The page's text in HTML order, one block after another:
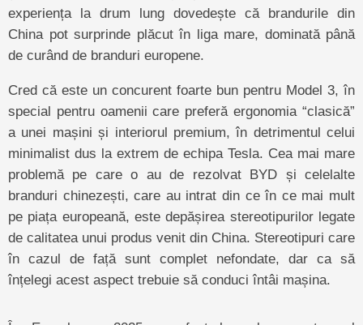
experiența la drum lung dovedește că brandurile din
China pot surprinde plăcut în liga mare, dominată până
de curând de branduri europene.
Cred că este un concurent foarte bun pentru Model 3, în
special pentru oamenii care preferă ergonomia “clasică”
a unei mașini și interiorul premium, în detrimentul celui
minimalist dus la extrem de echipa Tesla. Cea mai mare
problemă pe care o au de rezolvat BYD și celelalte
branduri chinezești, care au intrat din ce în ce mai mult
pe piața europeană, este depășirea stereotipurilor legate
de calitatea unui produs venit din China. Stereotipuri care
în cazul de față sunt complet nefondate, dar ca să
înțelegi acest aspect trebuie să conduci întâi mașina.